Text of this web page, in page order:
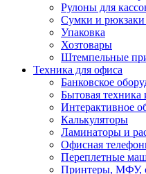
Рулоны для
Сумки и рюкзаки
Упаковка
Хозтовары
Штемпельные
Техника для офиса
Банковское
Бытовая техника
Интерактивное
Калькуляторы
Ламинаторы и
Офисная
Переплетные
Принтеры, МФУ,